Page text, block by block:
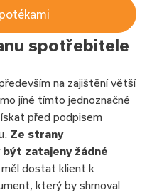
spotřebitele
na zajištění větší
jíné tímto jednoznačné
před podpisem
Ze strany
zatajeny žádné
měl dostat klient k
který by shrnoval